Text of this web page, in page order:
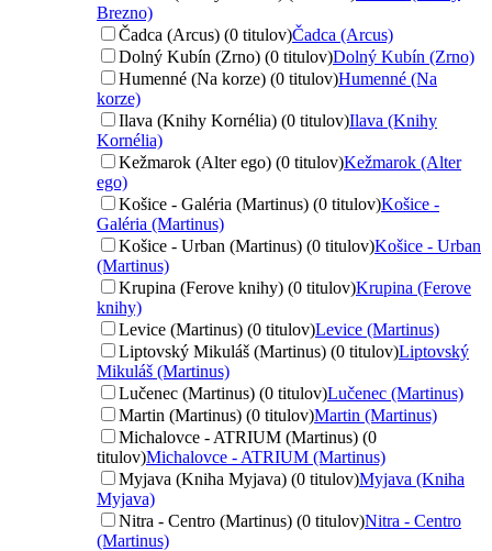
Brezno)
Čadca (Arcus) (0 titulov)Čadca (Arcus)
Dolný Kubín (Zrno) (0 titulov)Dolný Kubín (Zrno)
Humenné (Na korze) (0 titulov)Humenné (Na
korze)
Ilava (Knihy Kornélia) (0 titulov)Ilava (Knihy
Kornélia)
Kežmarok (Alter ego) (0 titulov)Kežmarok (Alter
ego)
Košice - Galéria (Martinus) (0 titulov)Košice -
Galéria (Martinus)
Košice - Urban (Martinus) (0 titulov)Košice - Urban
(Martinus)
Krupina (Ferove knihy) (0 titulov)Krupina (Ferove
knihy)
Levice (Martinus) (0 titulov)Levice (Martinus)
Liptovský Mikuláš (Martinus) (0 titulov)Liptovský
Mikuláš (Martinus)
Lučenec (Martinus) (0 titulov)Lučenec (Martinus)
Martin (Martinus) (0 titulov)Martin (Martinus)
Michalovce - ATRIUM (Martinus) (0
titulov)Michalovce - ATRIUM (Martinus)
Myjava (Kniha Myjava) (0 titulov)Myjava (Kniha
Myjava)
Nitra - Centro (Martinus) (0 titulov)Nitra - Centro
(Martinus)